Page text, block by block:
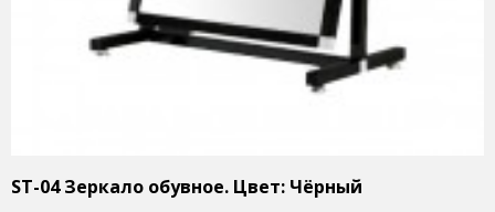
ST-04 Зеркало обувное. Цвет: Чёрный